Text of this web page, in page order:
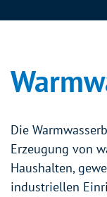
Die
Erzeugung von
Haushalten,
industriellen